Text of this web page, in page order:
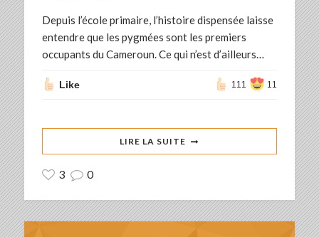
Depuis l’école primaire, l’histoire dispensée laisse
entendre que les pygmées sont les premiers
occupants du Cameroun. Ce qui n’est d’ailleurs…
Like 111 11
LIRE LA SUITE
3 0